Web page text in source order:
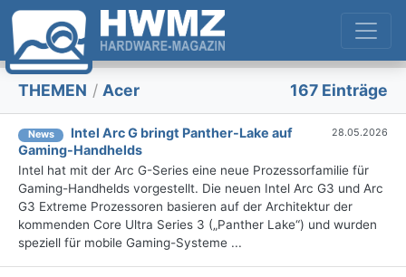
THEMEN / Acer 167 Einträge
News
Intel Arc G bringt Panther-Lake auf
Gaming-Handhelds
28.05.2026
Intel hat mit der Arc G-Series eine neue Prozessorfamilie für
Gaming-Handhelds vorgestellt. Die neuen Intel Arc G3 und Arc
G3 Extreme Prozessoren basieren auf der Architektur der
kommenden Core Ultra Series 3 („Panther Lake“) und wurden
speziell für mobile Gaming-Systeme ...